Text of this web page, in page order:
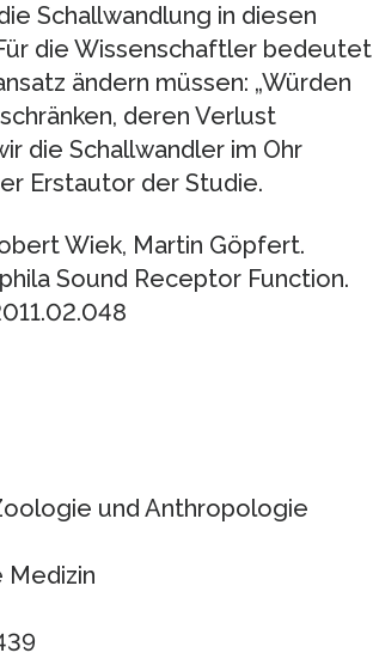
Schallwandlung in diesen
die Wissenschaftler bedeutet
ändern müssen: „Würden
deren Verlust
die Schallwandler im Ohr
Erstautor der Studie.
Wiek, Martin Göpfert.
Sound Receptor Function.
und Anthropologie